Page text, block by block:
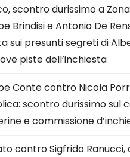
scontro durissimo a
Brindisi e Antonio De
sui presunti segreti di
piste dell’inchiesta
Conte contro Nicola
scontro durissimo sul
e commissione
contro Sigfrido Ranucci,